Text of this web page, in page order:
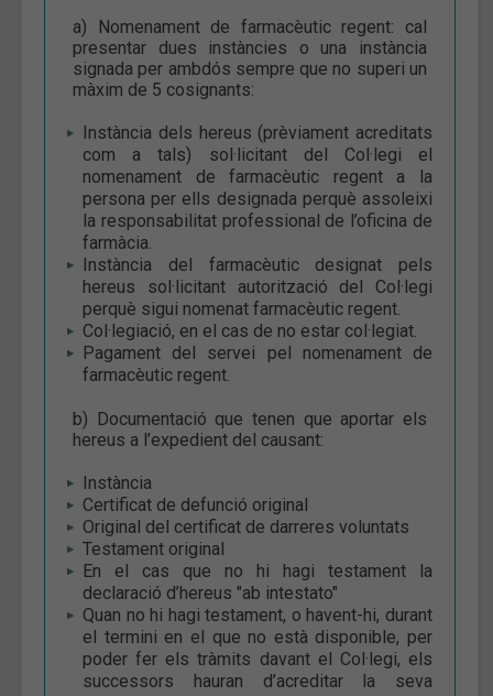
a) Nomenament de farmacèutic regent: cal
presentar dues instàncies o una instància
signada per ambdós sempre que no superi un
màxim de 5 cosignants:
Instància dels hereus (prèviament acreditats
com a tals) sol·licitant del Col·legi el
nomenament de farmacèutic regent a la
persona per ells designada perquè assoleixi
la responsabilitat professional de l’oficina de
farmàcia.
Instància del farmacèutic designat pels
hereus sol·licitant autorització del Col·legi
perquè sigui nomenat farmacèutic regent.
Col·legiació, en el cas de no estar col·legiat.
Pagament del servei pel nomenament de
farmacèutic regent.
b) Documentació que tenen que aportar els
hereus a l’expedient del causant:
Instància
Certificat de defunció original
Original del certificat de darreres voluntats
Testament original
En el cas que no hi hagi testament la
declaració d’hereus "ab intestato"
Quan no hi hagi testament, o havent-hi, durant
el termini en el que no està disponible, per
poder fer els tràmits davant el Col·legi, els
successors hauran d’acreditar la seva